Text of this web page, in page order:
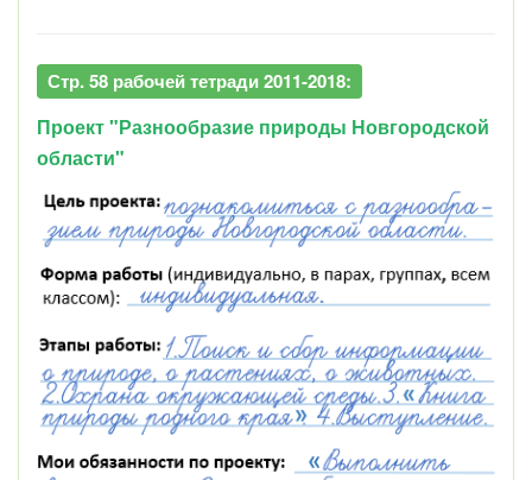
Стр. 58 рабочей тетради 2011-2018:
Проект "Разнообразие природы Новгородской
области"